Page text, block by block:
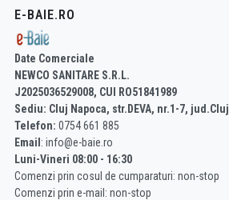
E-BAIE.RO
Date Comerciale
NEWCO SANITARE S.R.L.
J2025036529008, CUI RO51841989
Sediu: Cluj Napoca, str.DEVA, nr.1-7, jud.Cluj
Telefon: 0754 661 885
Email: info@e-baie.ro
Luni-Vineri 08:00 - 16:30
Comenzi prin cosul de cumparaturi: non-stop
Comenzi prin e-mail: non-stop